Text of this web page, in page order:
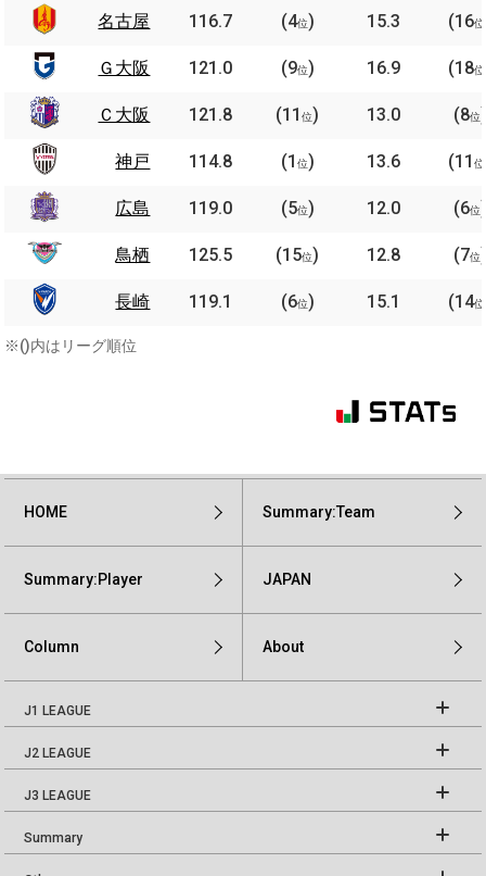
名古屋 116.7 (4位) 15.3 (16位
Ｇ大阪 121.0 (9位) 16.9 (18位
Ｃ大阪 121.8 (11位) 13.0 (8位)
神戸 114.8 (1 位) 13.6 (11位
広島 119.0 (5位) 12.0 (6位)
鳥栖 125.5 (15位) 12.8 (7位)
長崎 119.1 (6位) 15.1 (14位
※()内はリーグ順位
HOME Summary:Team
Summary:Player JAPAN
Column About
J1 LEAGUE
J2 LEAGUE
J3 LEAGUE
Summary